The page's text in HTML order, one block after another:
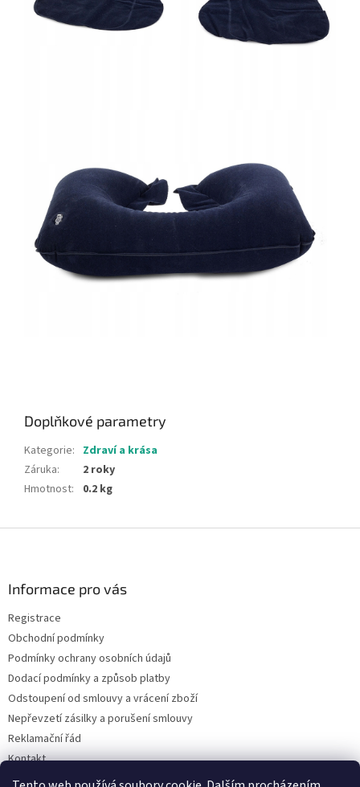
Doplňkové parametry
Kategorie: Zdraví a krása
Záruka:
2 roky
Hmotnost: 0.2 kg
Informace pro vás
Registrace
Obchodní podmínky
Podmínky ochrany osobních údajů
Dodací podmínky a způsob platby
Odstoupení od smlouvy a vrácení zboží
Nepřevzetí zásilky a porušení smlouvy
Reklamační řád
Kontakt
Napište nám